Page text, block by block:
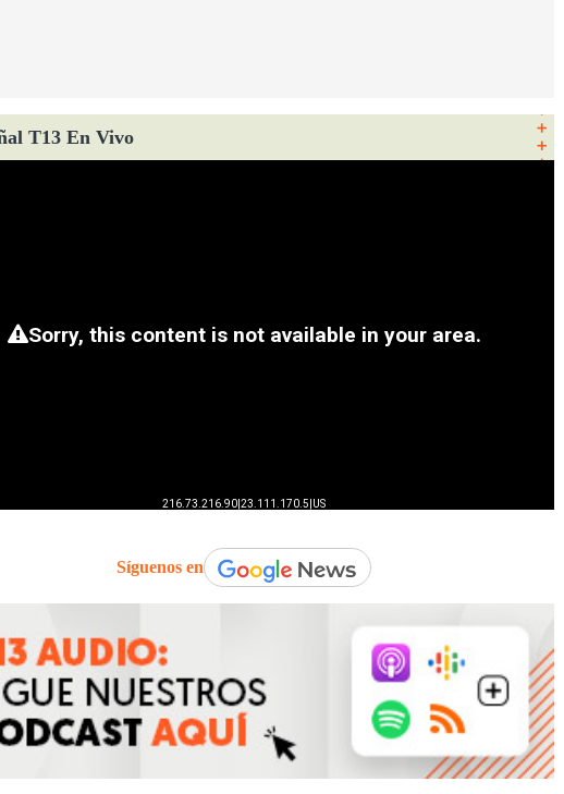
T13 En Vivo
Síguenos en